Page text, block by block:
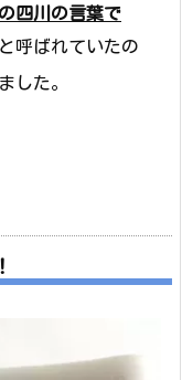
四川の言葉で
と呼ばれていたの
した。